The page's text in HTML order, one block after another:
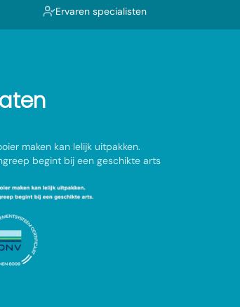
Ervaren specialisten
maken kan lelijk uitpakken.
begint bij een geschikte arts